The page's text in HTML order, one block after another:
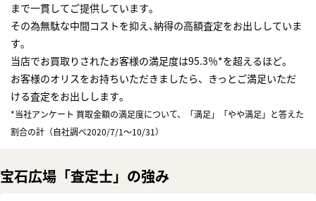
まで一貫してご提供しています｡
その為無駄な中間コストを抑え､納得の高額査定をお出ししていま
す｡
当店でお買取りされたお客様の満足度は95.3％*を超えるほど｡
お客様のオリスをお持ちいただきましたら、きっとご満足いただ
ける査定をお出しします｡
*当社アンケート 買取金額の満足度について、「満足」「やや満足」と答えた
割合の計（自社調べ2020/7/1～10/31）
宝石広場「査定士」の強み